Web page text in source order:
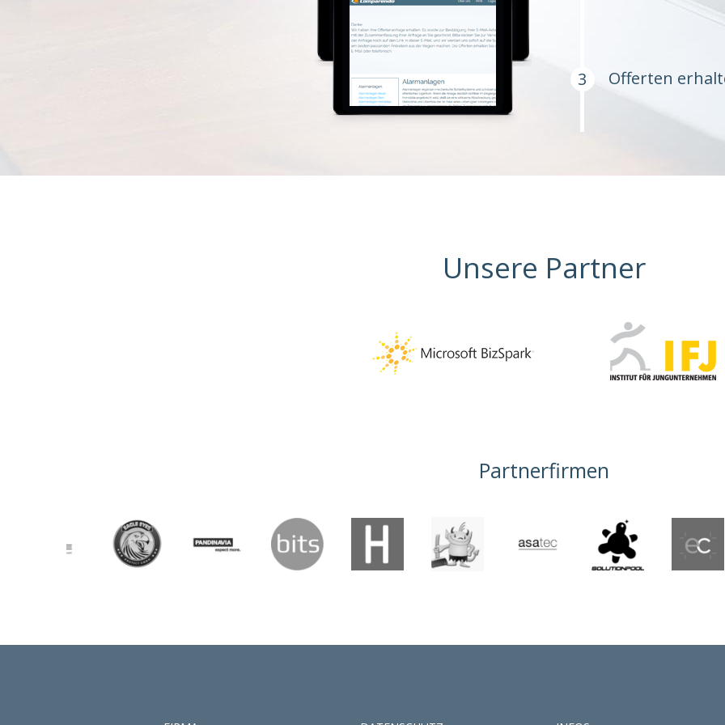
Offerten
Unsere Partner
Partnerfirmen